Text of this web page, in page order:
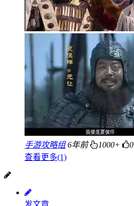
手游攻略组 6年前 1000+
0
查看更多(1)
发文章